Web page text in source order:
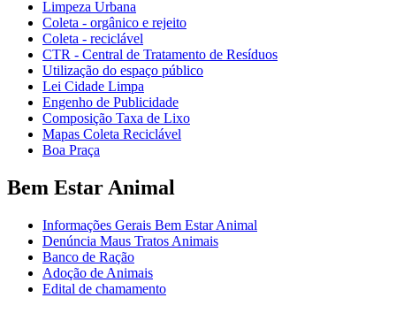
Limpeza Urbana
Coleta - orgânico e rejeito
Coleta - reciclável
CTR - Central de Tratamento de Resíduos
Utilização do espaço público
Lei Cidade Limpa
Engenho de Publicidade
Composição Taxa de Lixo
Mapas Coleta Reciclável
Boa Praça
Bem Estar Animal
Informações Gerais Bem Estar Animal
Denúncia Maus Tratos Animais
Banco de Ração
Adoção de Animais
Edital de chamamento